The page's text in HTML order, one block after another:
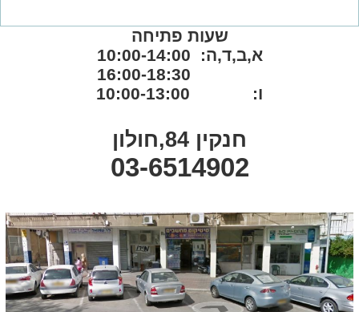
שעות פתיחה
א,ב,ד,ה: 10:00-14:00
ו: 10:00-13:00
חנקין 84,חולון
03-6514902